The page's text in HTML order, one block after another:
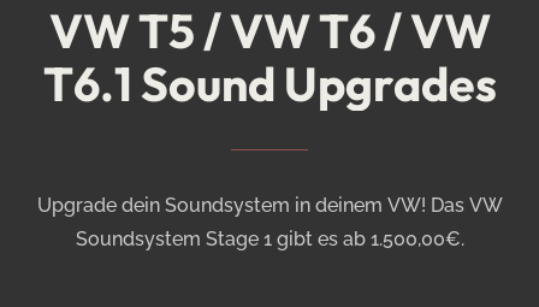
VWT5/VWT6/VW
T6.1 Sound Upgrades
Upgrade dein Soundsystem in deinem VW! Das VW
Soundsystem Stage 1 gibt es ab 1.500,00€.